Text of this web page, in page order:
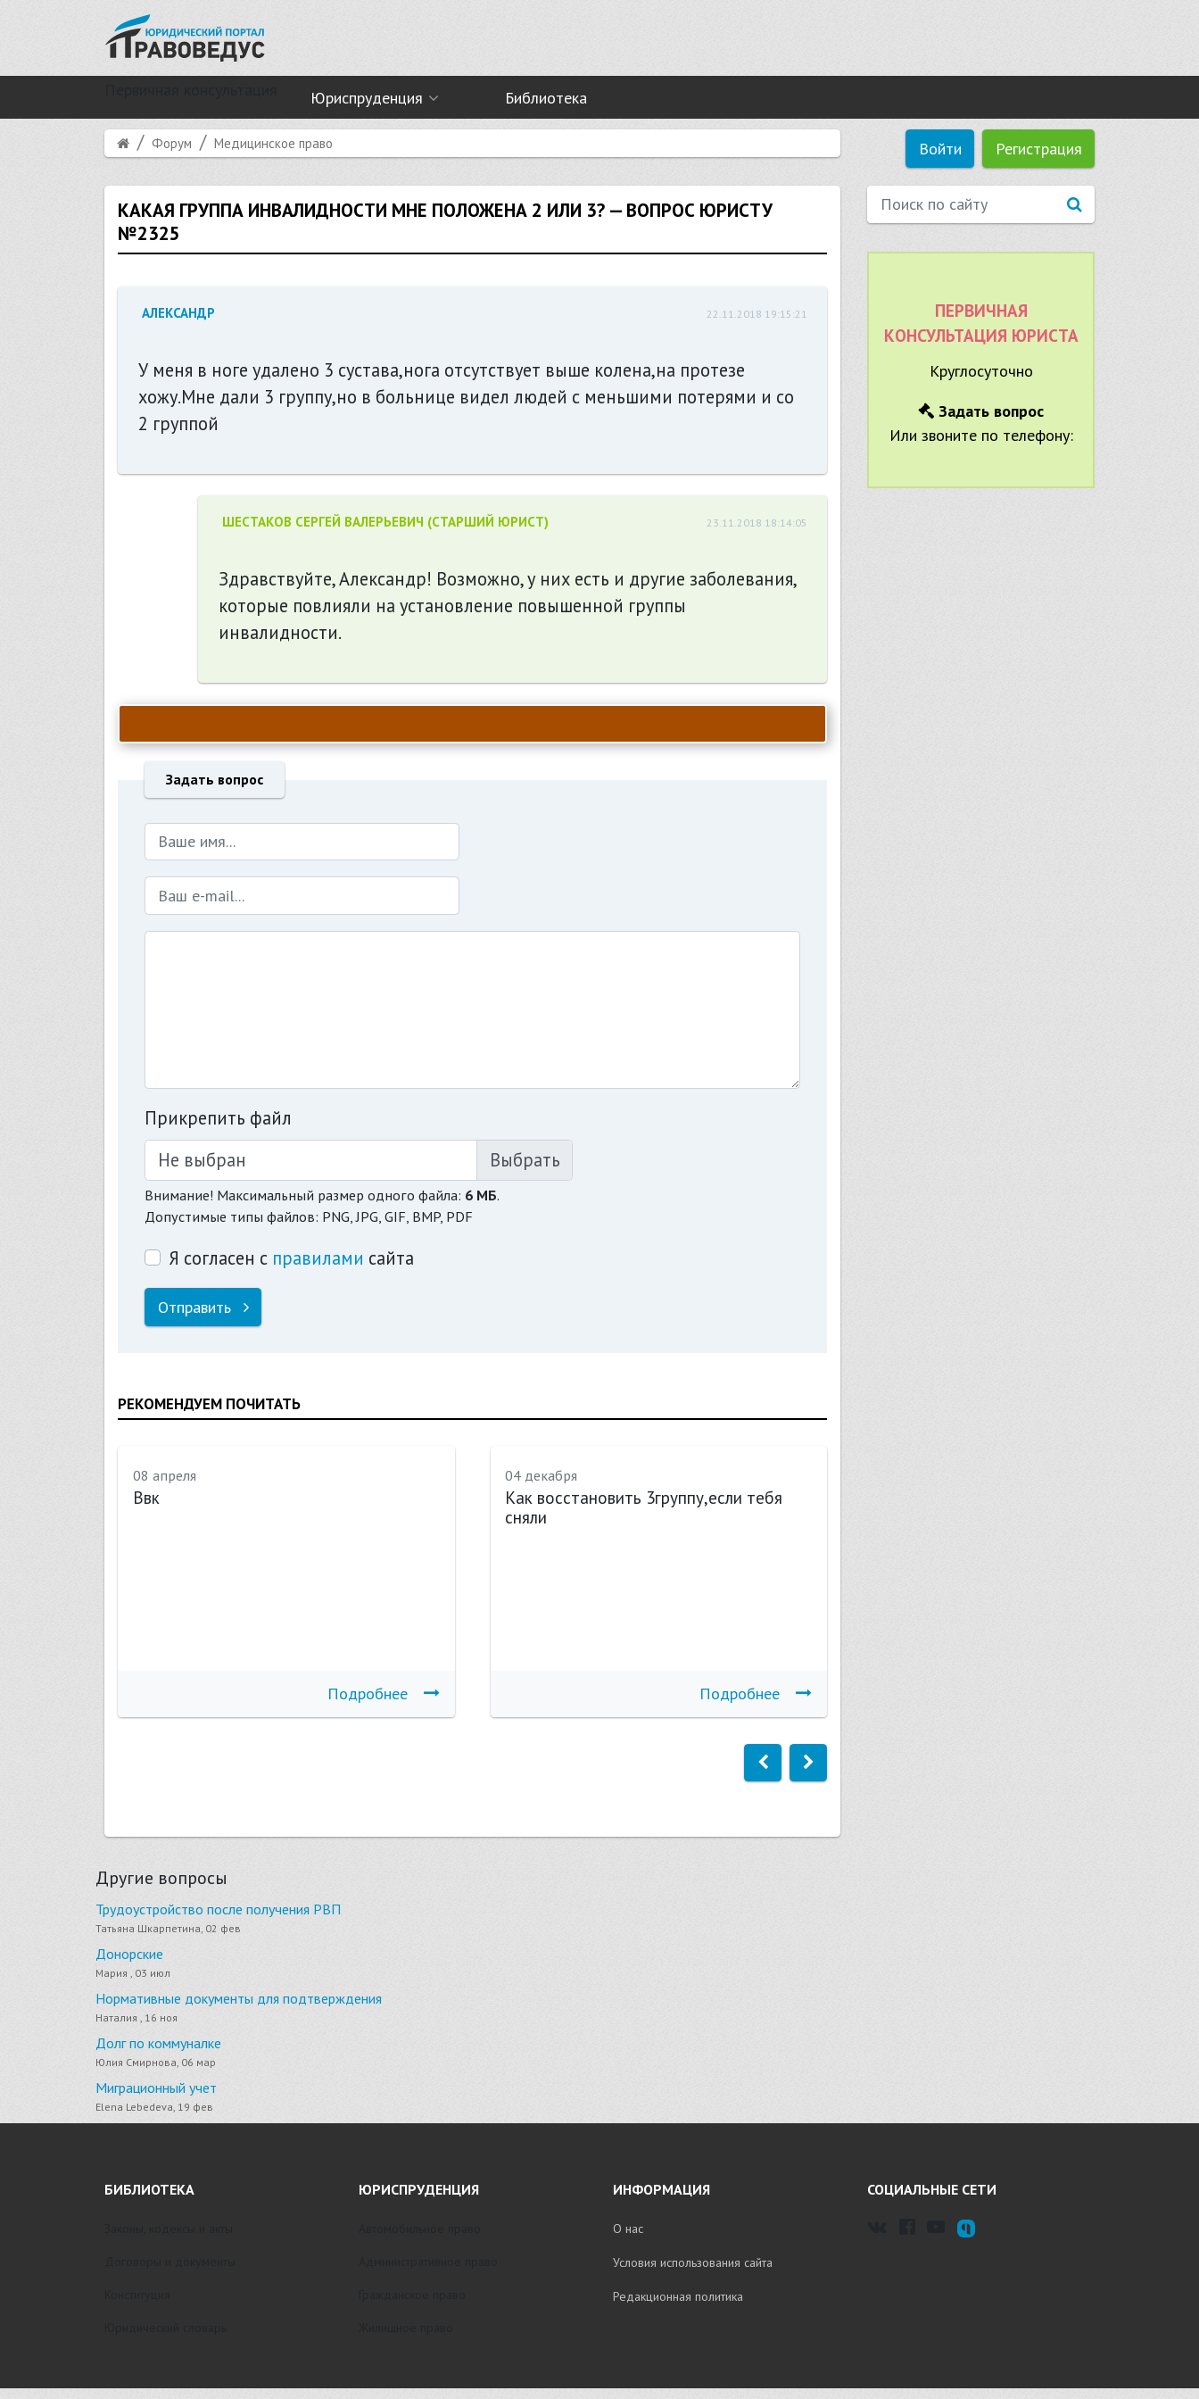
Юриспруденция Библиотека
Форум Медицинское право Войти Регистрация
КАКАЯ ГРУППА ИНВАЛИДНОСТИ МНЕ ПОЛОЖЕНА 2 ИЛИ 3? — ВОПРОС ЮРИСТУ
№2325
АЛЕКСАНДР 22.11.2018 19:15:21
У меня в ноге удалено 3 сустава,нога отсутствует выше колена,на протезе
хожу.Мне дали 3 группу,но в больнице видел людей с меньшими потерями и со
2 группой
ШЕСТАКОВ СЕРГЕЙ ВАЛЕРЬЕВИЧ (СТАРШИЙ ЮРИСТ) 23.11.2018 18:14:05
Здравствуйте, Александр! Возможно, у них есть и другие заболевания,
которые повлияли на установление повышенной группы
инвалидности.
Задать вопрос
Прикрепить файл
Не выбран
Внимание! Максимальный размер одного файла: 6 МБ.
Допустимые типы файлов: PNG, JPG, GIF, BMP, PDF
Я согласен с правилами сайта
Отправить
РЕКОМЕНДУЕМ ПОЧИТАТЬ
08 апреля
Ввк
Подробнее
04 декабря
Как восстановить 3группу,если тебя
сняли
Подробнее
ПЕРВИЧНАЯ
КОНСУЛЬТАЦИЯ ЮРИСТА
Круглосуточно
Задать вопрос
Или звоните по телефону:
Другие вопросы
Трудоустройство после получения РВП
Татьяна Шкарпетина, 02 фев
Донорские
Мария , 03 июл
Нормативные документы для подтверждения
Наталия , 16 ноя
Долг по коммуналке
Юлия Смирнова, 06 мар
Миграционный учет
Elena Lebedeva, 19 фев
БИБЛИОТЕКА ЮРИСПРУДЕНЦИЯ ИНФОРМАЦИЯ
О нас
Условия использования сайта
Редакционная политика
СОЦИАЛЬНЫЕ СЕТИ